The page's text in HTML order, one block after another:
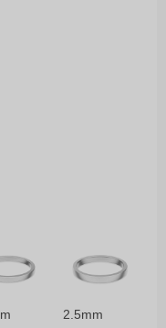
2.5mm